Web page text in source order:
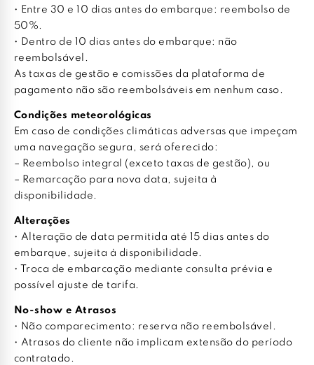
• Entre 30 e 10 dias antes do embarque: reembolso de
50%.
• Dentro de 10 dias antes do embarque: não
reembolsável.
As taxas de gestão e comissões da plataforma de
pagamento não são reembolsáveis em nenhum caso.
Condições meteorológicas
Em caso de condições climáticas adversas que impeçam
uma navegação segura, será oferecido:
– Reembolso integral (exceto taxas de gestão), ou
– Remarcação para nova data, sujeita à
disponibilidade.
Alterações
• Alteração de data permitida até 15 dias antes do
embarque, sujeita à disponibilidade.
• Troca de embarcação mediante consulta prévia e
possível ajuste de tarifa.
No-show e Atrasos
• Não comparecimento: reserva não reembolsável.
• Atrasos do cliente não implicam extensão do período
contratado.